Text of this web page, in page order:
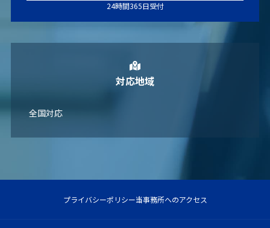
24時間365日受付
対応地域
全国対応
プライバシーポリシー当事務所へのアクセス